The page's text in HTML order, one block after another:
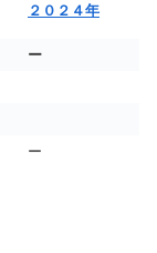
２０２４年
ー
ー